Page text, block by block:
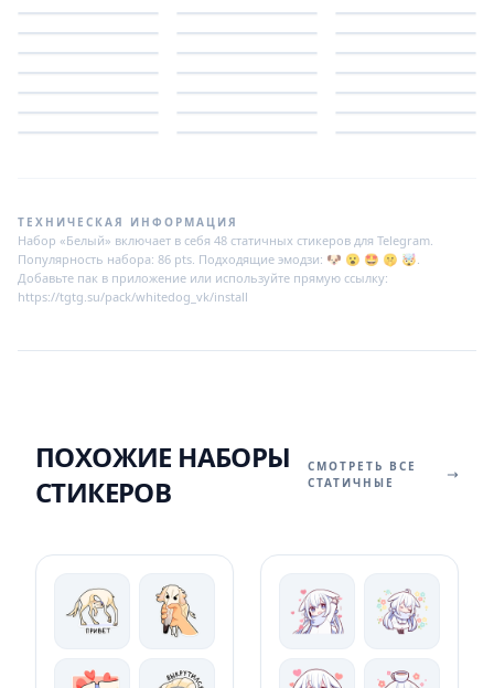
ТЕХНИЧЕСКАЯ ИНФОРМАЦИЯ
Набор «Белый» включает в себя 48 статичных стикеров для Telegram.
Популярность набора: 86 pts. Подходящие эмодзи: 🐶 😮 🤩 🤫 🤯.
Добавьте пак в приложение или используйте прямую ссылку:
https://tgtg.su/pack/whitedog_vk/install
ПОХОЖИЕ НАБОРЫ
СТИКЕРОВ
СМОТРЕТЬ ВСЕ
СТАТИЧНЫЕ